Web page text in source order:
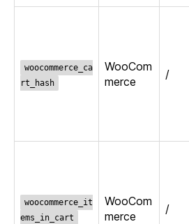
woocommerce_ca
rt_hash
WooCom
merce
/
woocommerce_it
ems_in_cart
WooCom
merce
/